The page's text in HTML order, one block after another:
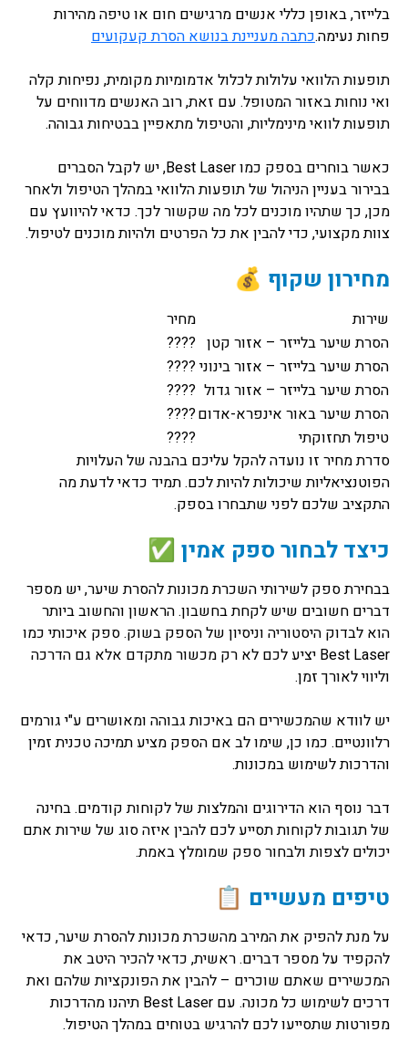
בלייזר, באופן כללי אנשים מרגישים חום או טיפה מהירות
פחות נעימה.כתבה מעניינת בנושא הסרת קעקועים
תופעות הלוואי עלולות לכלול אדמומיות מקומית, נפיחות קלה
ואי נוחות באזור המטופל. עם זאת, רוב האנשים מדווחים על
תופעות לוואי מינימליות, והטיפול מתאפיין בבטיחות גבוהה.
כאשר בוחרים בספק כמו Best Laser, יש לקבל הסברים
בבירור בעניין הניהול של תופעות הלוואי במהלך הטיפול ולאחר
מכן, כך שתהיו מוכנים לכל מה שקשור לכך. כדאי להיוועץ עם
צוות מקצועי, כדי להבין את כל הפרטים ולהיות מוכנים לטיפול.
מחירון שקוף 💰
שירות
מחיר
הסרת שיער בלייזר – אזור קטן ????
הסרת שיער בלייזר – אזור בינוני????
הסרת שיער בלייזר – אזור גדול ????
הסרת שיער באור אינפרא-אדום????
טיפול תחזוקתי
????
סדרת מחיר זו נועדה להקל עליכם בהבנה של העלויות
הפוטנציאליות שיכולות להיות לכם. תמיד כדאי לדעת מה
התקציב שלכם לפני שתבחרו בספק.
כיצד לבחור ספק אמין ✅
בבחירת ספק לשירותי השכרת מכונות להסרת שיער, יש מספר
דברים חשובים שיש לקחת בחשבון. הראשון והחשוב ביותר
הוא לבדוק היסטוריה וניסיון של הספק בשוק. ספק איכותי כמו
Best Laser יציע לכם לא רק מכשור מתקדם אלא גם הדרכה
וליווי לאורך זמן.
יש לוודא שהמכשירים הם באיכות גבוהה ומאושרים ע"י גורמים
רלוונטיים. כמו כן, שימו לב אם הספק מציע תמיכה טכנית זמין
והדרכות לשימוש במכונות.
דבר נוסף הוא הדירוגים והמלצות של לקוחות קודמים. בחינה
של תגובות לקוחות תסייע לכם להבין איזה סוג של שירות אתם
יכולים לצפות ולבחור ספק שמומלץ באמת.
טיפים מעשיים 📋
על מנת להפיק את המירב מהשכרת מכונות להסרת שיער, כדאי
להקפיד על מספר דברים. ראשית, כדאי להכיר היטב את
המכשירים שאתם שוכרים – להבין את הפונקציות שלהם ואת
דרכים לשימוש כל מכונה. עם Best Laser תיהנו מהדרכות
מפורטות שתסייעו לכם להרגיש בטוחים במהלך הטיפול.